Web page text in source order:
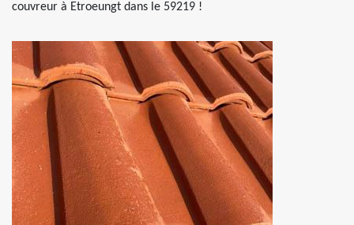
couvreur à Etroeungt dans le 59219 !